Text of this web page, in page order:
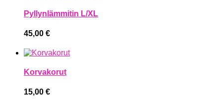
Pyllynlämmitin L/XL
45,00 €
Korvakorut
15,00 €